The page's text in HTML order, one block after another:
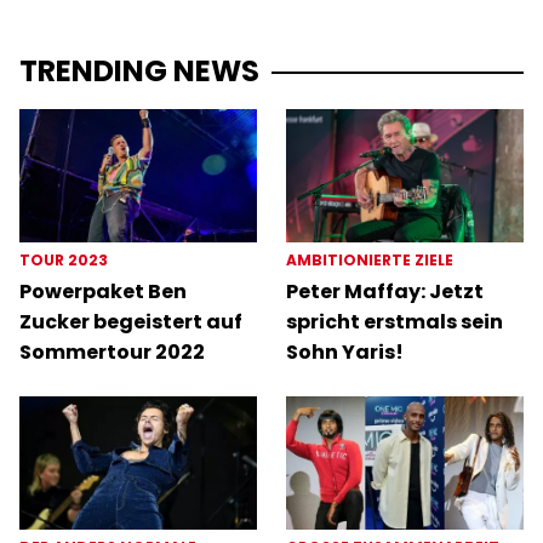
TRENDING NEWS
TOUR 2023
Powerpaket Ben
Zucker begeistert auf
Sommertour 2022
AMBITIONIERTE ZIELE
Peter Maffay: Jetzt
spricht erstmals sein
Sohn Yaris!